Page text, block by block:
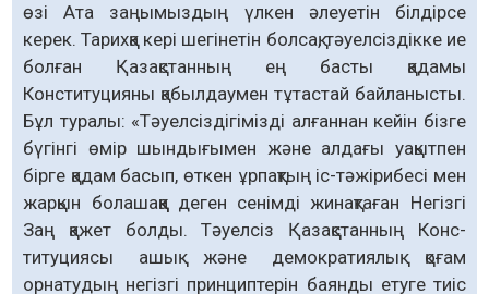
өзі Ата заңымыздың үлкен әлеуетін білдірсе
керек. Тарихқа кері шегінетін болсақ, тәуелсіздікке ие
болған Қазақстанның ең басты қадамы
Конституцияны қабылдаумен тұтастай байланысты.
Бұл туралы: «Тәуелсіздігімізді алғаннан кейін бізге
бүгінгі өмір шындығымен және алдағы уақытпен
бірге қадам басып, өткен ұрпақтың іс-тәжірибесі мен
жарқын болашаққа деген сенімді жинақтаған Негізгі
Заң қажет болды. Тәуелсіз Қазақстанның Конс-
титуциясы ашық және демократиялық қоғам
орнатудың негізгі принциптерін баянды етуге тиіс